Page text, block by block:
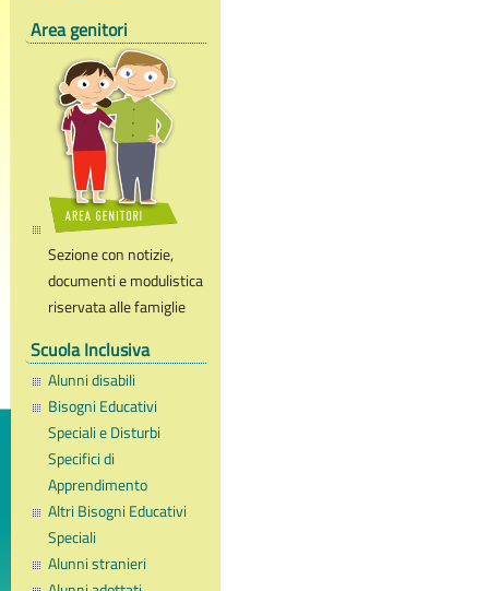
Area genitori
Sezione con notizie,
documenti e modulistica
riservata alle famiglie
Scuola Inclusiva
Alunni disabili
Bisogni Educativi
Speciali e Disturbi
Specifici di
Apprendimento
Altri Bisogni Educativi
Speciali
Alunni stranieri